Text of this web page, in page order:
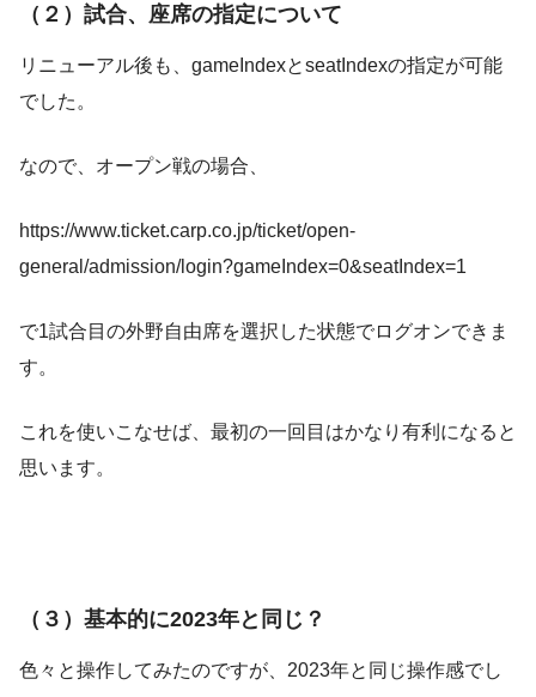
（２）試合、座席の指定について
リニューアル後も、gameIndexとseatIndexの指定が可能
でした。
なので、オープン戦の場合、
https://www.ticket.carp.co.jp/ticket/open-
general/admission/login?gameIndex=0&seatIndex=1
で1試合目の外野自由席を選択した状態でログオンできま
す。
これを使いこなせば、最初の一回目はかなり有利になると
思います。
（３）基本的に2023年と同じ？
色々と操作してみたのですが、2023年と同じ操作感でし